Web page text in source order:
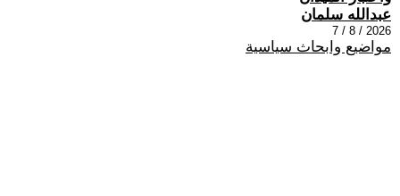
عبدالله سلمان
2026 / 8 / 7
مواضيع وابحاث سياسية